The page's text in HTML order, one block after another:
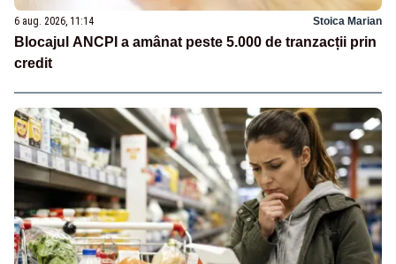
6 aug. 2026, 11:14 Stoica Marian
Blocajul ANCPI a amânat peste 5.000 de tranzacții prin
credit